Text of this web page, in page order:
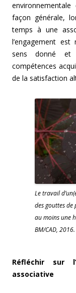
façon générale,
temps à une
l’engagement
sens donné et
compétences
de la satisfaction
Le travail
des gouttes de
au moins une
BM/CAD, 2016.
Réfléchir sur
associative